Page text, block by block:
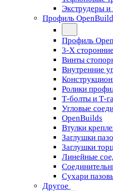
Экструдеры и
Профиль
Профиль
3-Х
Винты
Внутренние
Ролики
Т-болты и Т-
Угловые
OpenBuilds
Втулки
Заглушки
Заглушки
Линейные
Сухари
Другое